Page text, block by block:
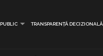
TRANSPARENȚĂ DECIZIONALĂ